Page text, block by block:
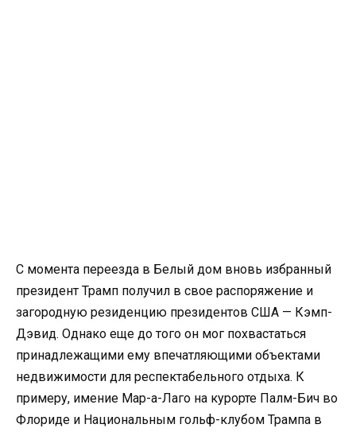
С момента переезда в Белый дом вновь избранный
президент Трамп получил в свое распоряжение и
загородную резиденцию президентов США — Кэмп-
Дэвид. Однако еще до того он мог похвастаться
принадлежащими ему впечатляющими объектами
недвижимости для респектабельного отдыха. К
примеру, имение Мар-а-Лаго на курорте Палм-Бич во
Флориде и Национальным гольф-клубом Трампа в